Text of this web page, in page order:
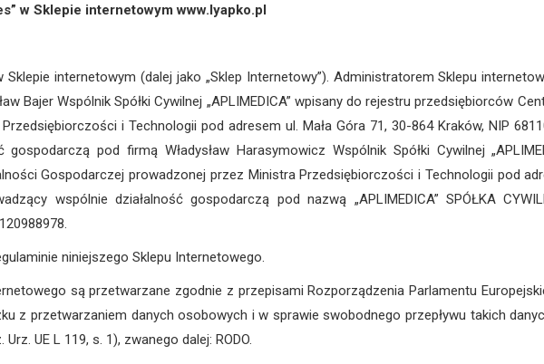
w Sklepie internetowym www.lyapko.pl
internetowym (dalej jako „Sklep Internetowy”). Administratorem Sklepu
Bajer Wspólnik Spółki Cywilnej „APLIMEDICA” wpisany do rejestru przedsiębiorców
i Technologii pod adresem ul. Mała Góra 71, 30-864 Kraków, NIP
pod firmą Władysław Harasymowicz Wspólnik Spółki Cywilnej
Gospodarczej prowadzonej przez Ministra Przedsiębiorczości i Technologii pod
wspólnie działalność gospodarczą pod nazwą „APLIMEDICA” SPÓŁKA
niniejszego Sklepu Internetowego.
są przetwarzane zgodnie z przepisami Rozporządzenia Parlamentu
z przetwarzaniem danych osobowych i w sprawie swobodnego przepływu takich
UE L 119, s. 1), zwanego dalej: RODO.